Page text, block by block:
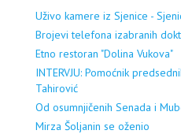
Uživo kamere iz Sjenice -
Brojevi telefona izabranih
Etno restoran "Dolina Vukova"
INTERVJU: Pomoćnik
Tahirović
Od osumnjičenih Senada i
Mirza Šoljanin se oženio